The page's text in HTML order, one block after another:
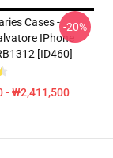
Cases -
IPhone
[ID460]
- ₩2,411,500
-20%